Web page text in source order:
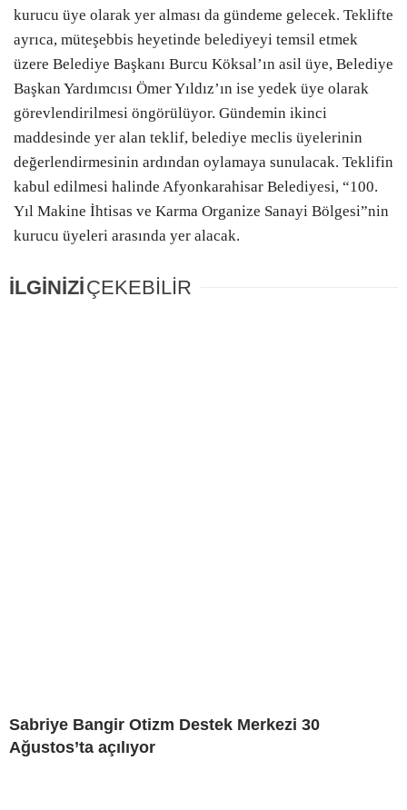
kurucu üye olarak yer alması da gündeme gelecek. Teklifte
ayrıca, müteşebbis heyetinde belediyeyi temsil etmek
üzere Belediye Başkanı Burcu Köksal’ın asil üye, Belediye
Başkan Yardımcısı Ömer Yıldız’ın ise yedek üye olarak
görevlendirilmesi öngörülüyor. Gündemin ikinci
maddesinde yer alan teklif, belediye meclis üyelerinin
değerlendirmesinin ardından oylamaya sunulacak. Teklifin
kabul edilmesi halinde Afyonkarahisar Belediyesi, “100.
Yıl Makine İhtisas ve Karma Organize Sanayi Bölgesi”nin
kurucu üyeleri arasında yer alacak.
İLGİNİZİÇEKEBİLİR
Sabriye Bangir Otizm Destek Merkezi 30
Ağustos’ta açılıyor